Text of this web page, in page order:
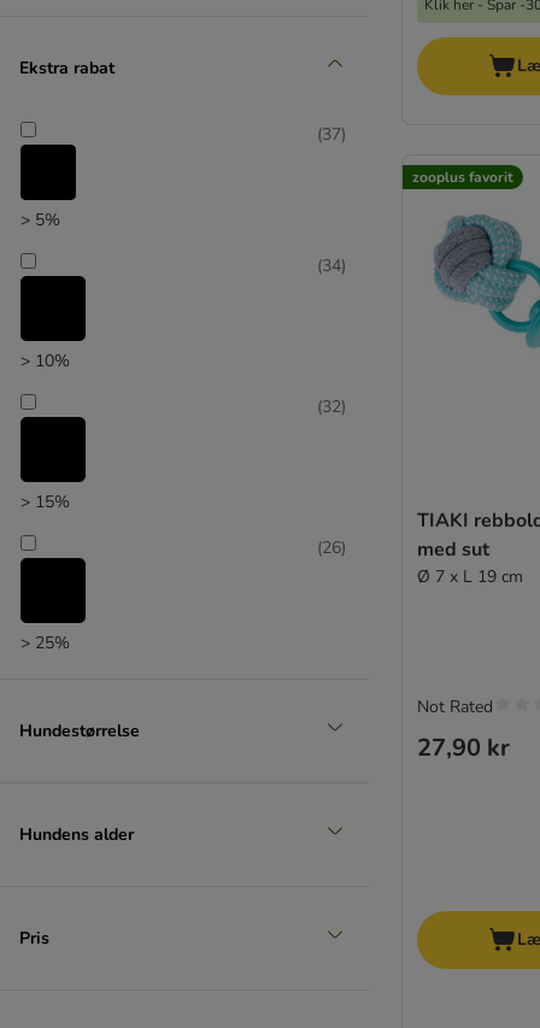
Produkter med ekstra rabat
Ekstra rabat
> 5%
(37)
> 10%
(34)
> 15%
(32)
> 25%
(26)
16)
Hundestørrelse
Hundens alder
Pris
Klik her - Spar -
zooplus favorit
TIAKI
med sut
Ø 7 x L 19 cm
27,90 kr
Not Rated